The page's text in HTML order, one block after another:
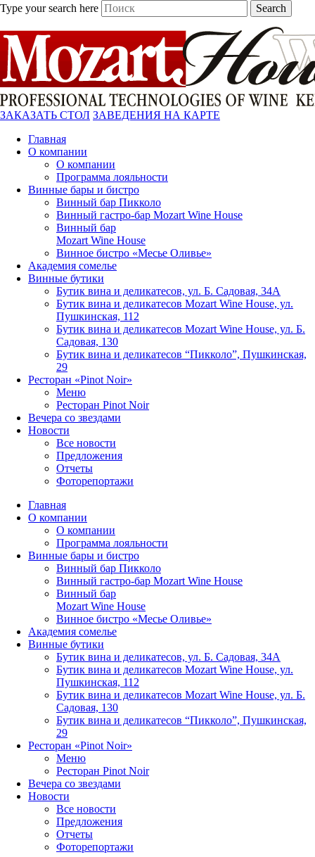
Type your search here Search
ЗАКАЗАТЬ СТОЛ ЗАВЕДЕНИЯ НА КАРТЕ
Главная
О компании
О компании
Программа лояльности
Винные бары и бистро
Винный бар Пикколо
Винный гастро-бар Mozart Wine House
Винный бар
Mozart Wine House
Винное бистро «Месье Оливье»
Академия сомелье
Винные бутики
Бутик вина и деликатесов, ул. Б. Садовая, 34А
Бутик вина и деликатесов Mozart Wine House, ул.
Пушкинская, 112
Бутик вина и деликатесов Mozart Wine House, ул. Б.
Садовая, 130
Бутик вина и деликатесов “Пикколо”, Пушкинская,
29
Ресторан «Pinot Noir»
Меню
Ресторан Pinot Noir
Вечера со звездами
Новости
Все новости
Предложения
Отчеты
Фоторепортажи
Главная
О компании
О компании
Программа лояльности
Винные бары и бистро
Винный бар Пикколо
Винный гастро-бар Mozart Wine House
Винный бар
Mozart Wine House
Винное бистро «Месье Оливье»
Академия сомелье
Винные бутики
Бутик вина и деликатесов, ул. Б. Садовая, 34А
Бутик вина и деликатесов Mozart Wine House, ул.
Пушкинская, 112
Бутик вина и деликатесов Mozart Wine House, ул. Б.
Садовая, 130
Бутик вина и деликатесов “Пикколо”, Пушкинская,
29
Ресторан «Pinot Noir»
Меню
Ресторан Pinot Noir
Вечера со звездами
Новости
Все новости
Предложения
Отчеты
Фоторепортажи